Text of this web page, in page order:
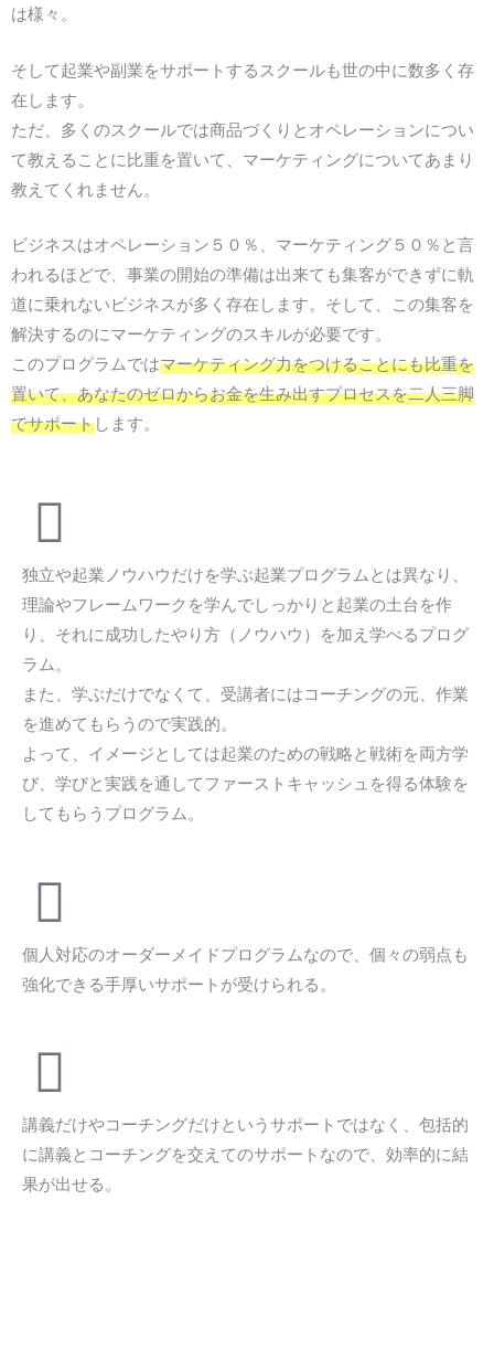
は様々。
そして起業や副業をサポートするスクールも世の中に数多く存
在します。
ただ、多くのスクールでは商品づくりとオペレーションについ
て教えることに比重を置いて、マーケティングについてあまり
教えてくれません。
ビジネスはオペレーション５０％、マーケティング５０％と言
われるほどで、事業の開始の準備は出来ても集客ができずに軌
道に乗れないビジネスが多く存在します。そして、この集客を
解決するのにマーケティングのスキルが必要です。
このプログラムではマーケティング力をつけることにも比重を
置いて、あなたのゼロからお金を生み出すプロセスを二人三脚
でサポートします。
独立や起業ノウハウだけを学ぶ起業プログラムとは異なり、
理論やフレームワークを学んでしっかりと起業の土台を作
り、それに成功したやり方（ノウハウ）を加え学べるプログ
ラム。
また、学ぶだけでなくて、受講者にはコーチングの元、作業
を進めてもらうので実践的。
よって、イメージとしては起業のための戦略と戦術を両方学
び、学びと実践を通してファーストキャッシュを得る体験を
してもらうプログラム。
個人対応のオーダーメイドプログラムなので、個々の弱点も
強化できる手厚いサポートが受けられる。
講義だけやコーチングだけというサポートではなく、包括的
に講義とコーチングを交えてのサポートなので、効率的に結
果が出せる。